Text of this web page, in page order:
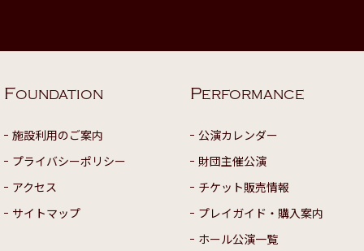
FOUNDATION
施設利用のご案内
プライバシーポリシー
アクセス
サイトマップ
PERFORMANCE
公演カレンダー
財団主催公演
チケット販売情報
プレイガイド・購入案内
ホール公演一覧